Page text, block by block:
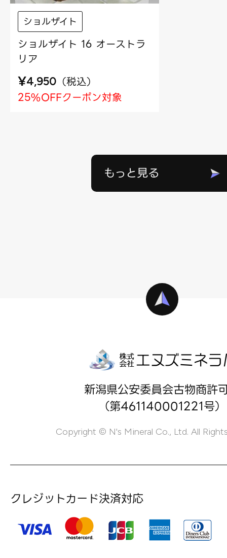
ショルザイト
ショルザイト 16 オーストラ
リア
¥4,950 （税込）
25%OFFクーポン対象
もっと見る
新潟県公安委員会古物商許
（第461140001221号）
Copyright © N's Mineral Co., Ltd. All
クレジットカード決済対応